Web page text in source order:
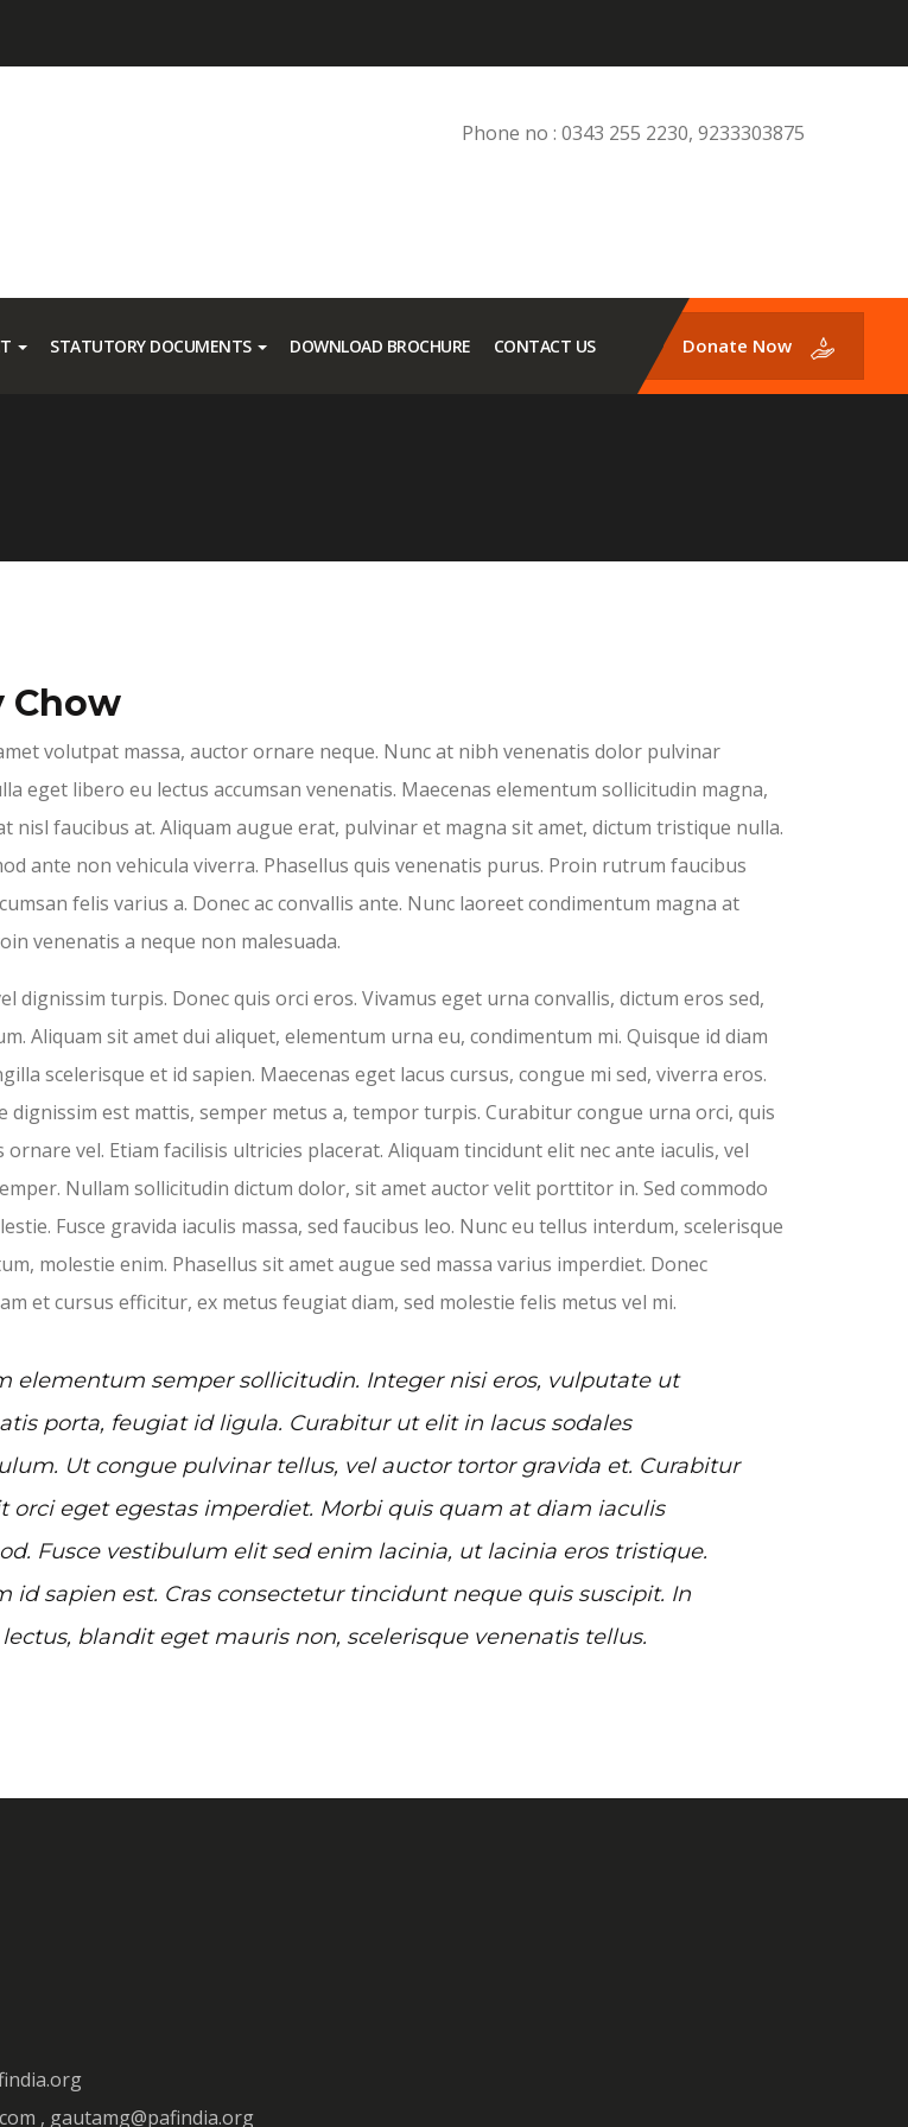
Phone no : 0343 255 2230, 9233303875
STATUTORY DOCUMENTS DOWNLOAD BROCHURE CONTACT US Donate Now
Chow
volutpat massa, auctor ornare neque. Nunc at nibh venenatis dolor pulvinar
eget libero eu lectus accumsan venenatis. Maecenas elementum sollicitudin magna,
nisl faucibus at. Aliquam augue erat, pulvinar et magna sit amet, dictum tristique nulla.
ante non vehicula viverra. Phasellus quis venenatis purus. Proin rutrum faucibus
felis varius a. Donec ac convallis ante. Nunc laoreet condimentum magna at
venenatis a neque non malesuada.
dignissim turpis. Donec quis orci eros. Vivamus eget urna convallis, dictum eros sed,
Aliquam sit amet dui aliquet, elementum urna eu, condimentum mi. Quisque id diam
scelerisque et id sapien. Maecenas eget lacus cursus, congue mi sed, viverra eros.
dignissim est mattis, semper metus a, tempor turpis. Curabitur congue urna orci, quis
vel. Etiam facilisis ultricies placerat. Aliquam tincidunt elit nec ante iaculis, vel
Nullam sollicitudin dictum dolor, sit amet auctor velit porttitor in. Sed commodo
Fusce gravida iaculis massa, sed faucibus leo. Nunc eu tellus interdum, scelerisque
molestie enim. Phasellus sit amet augue sed massa varius imperdiet. Donec
et cursus efficitur, ex metus feugiat diam, sed molestie felis metus vel mi.
elementum semper sollicitudin. Integer nisi eros, vulputate ut
porta, feugiat id ligula. Curabitur ut elit in lacus sodales
Ut congue pulvinar tellus, vel auctor tortor gravida et. Curabitur
orci eget egestas imperdiet. Morbi quis quam at diam iaculis
Fusce vestibulum elit sed enim lacinia, ut lacinia eros tristique.
id sapien est. Cras consectetur tincidunt neque quis suscipit. In
blandit eget mauris non, scelerisque venenatis tellus.
, gautamg@pafindia.org